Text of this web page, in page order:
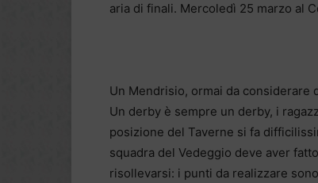
aria di finali. Mercoledì 25 marzo al
Un Mendrisio, ormai da considerare
Un derby è sempre un derby, i
posizione del Taverne si fa
squadra del Vedeggio deve aver
risollevarsi: i punti da realizzare